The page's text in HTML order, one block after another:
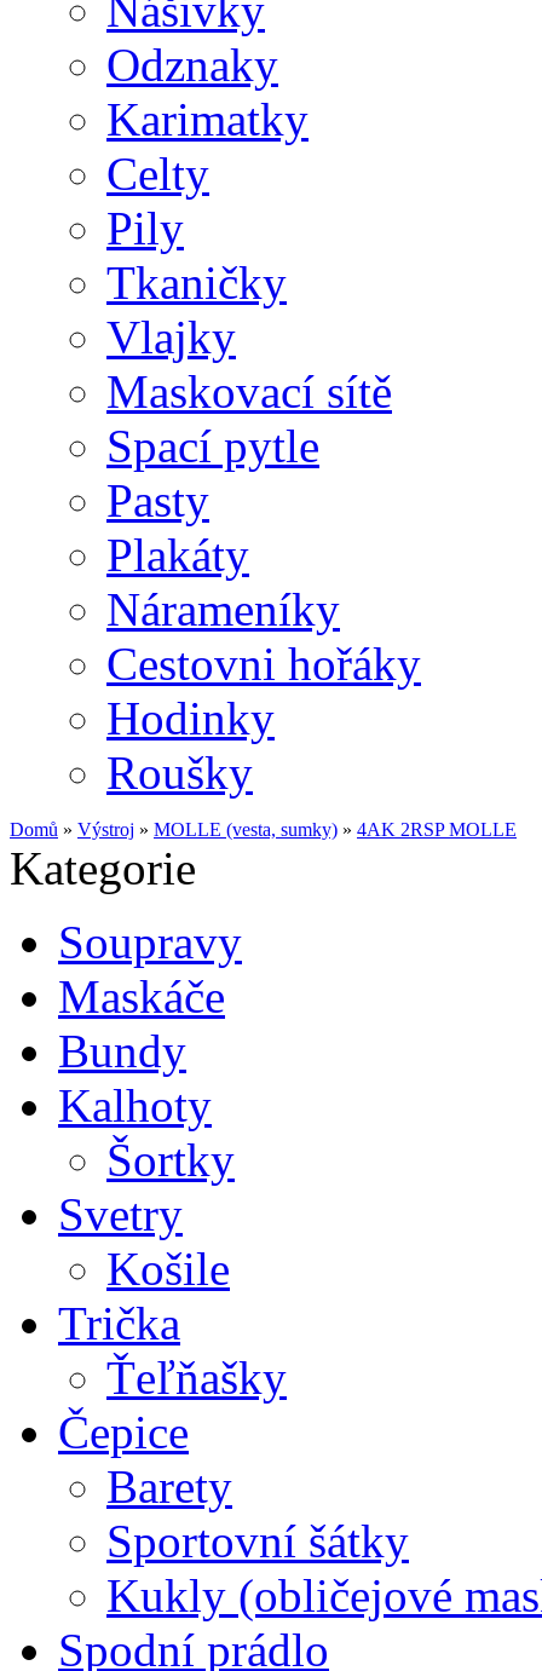
Odznaky
Karimatky
Celty
Pily
Tkaničky
Vlajky
Maskovací sítě
Spací pytle
Pasty
Plakáty
Nárameníky
Cestovni hořáky
Hodinky
Roušky
Domů » Výstroj » MOLLE (vesta, sumky) » 4AK 2RSP MOLLE
Kategorie
Soupravy
Maskáče
Bundy
Kalhoty
Šortky
Svetry
Košile
Trička
Ťeľňašky
Čepice
Barety
Sportovní šátky
Kukly (obličejové
Spodní prádlo